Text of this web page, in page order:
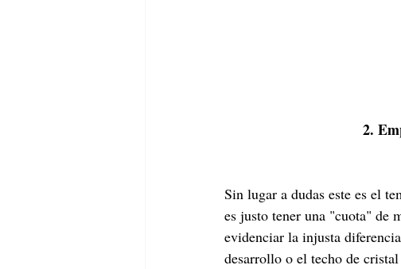
2.
Sin lugar a dudas este es el
es justo tener una "cuota" de
evidenciar la injusta
desarrollo o el techo de